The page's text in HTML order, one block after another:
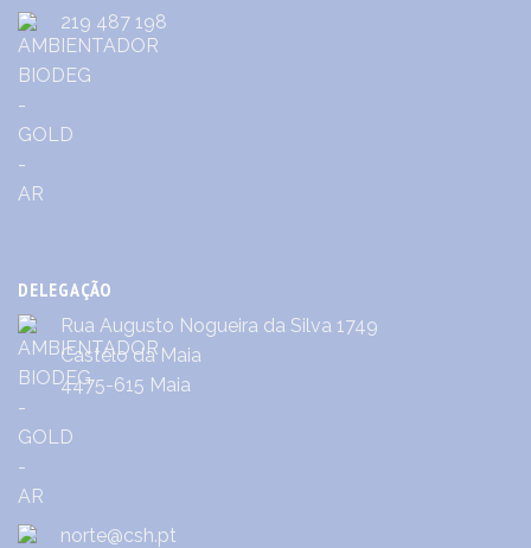
219 487 198
DELEGAÇÃO
Rua Augusto Nogueira da Silva 1749
Castêlo da Maia
4475-615 Maia
norte@csh.pt